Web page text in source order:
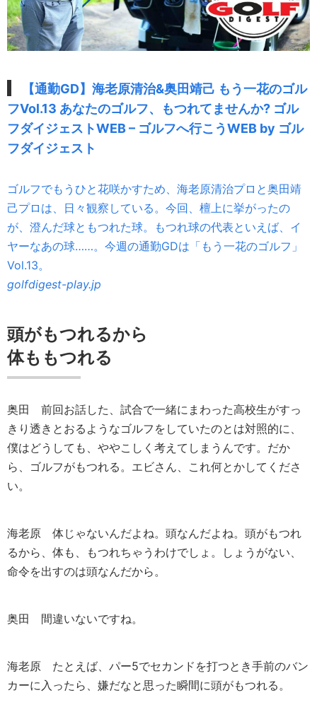
【通勤GD】海老原清治&奥田靖己 もう一花のゴル
フVol.13 あなたのゴルフ、もつれてませんか? ゴル
フダイジェストWEB – ゴルフへ行こうWEB by ゴル
フダイジェスト
ゴルフでもうひと花咲かすため、海老原清治プロと奥田靖
己プロは、日々観察している。今回、檀上に挙がったの
が、澄んだ球ともつれた球。もつれ球の代表といえば、イ
ヤーなあの球……。今週の通勤GDは「もう一花のゴルフ」
Vol.13。
golfdigest-play.jp
頭がもつれるから
体ももつれる
奥田 前回お話した、試合で一緒にまわった高校生がすっ
きり透きとおるようなゴルフをしていたのとは対照的に、
僕はどうしても、ややこしく考えてしまうんです。だか
ら、ゴルフがもつれる。エビさん、これ何とかしてくださ
い。
海老原 体じゃないんだよね。頭なんだよね。頭がもつれ
るから、体も、もつれちゃうわけでしょ。しょうがない、
命令を出すのは頭なんだから。
奥田 間違いないですね。
海老原 たとえば、パー5でセカンドを打つとき手前のバン
カーに入ったら、嫌だなと思った瞬間に頭がもつれる。